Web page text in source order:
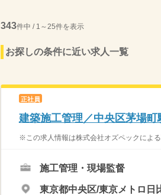
343件中 / 1～25件を表示
お探しの条件に近い求人一覧
正社員
建築施工管理／中央区茅場
※この求人情報は株式会社オズペックによ
施工管理・現場監督
東京都中央区/東京メトロ日